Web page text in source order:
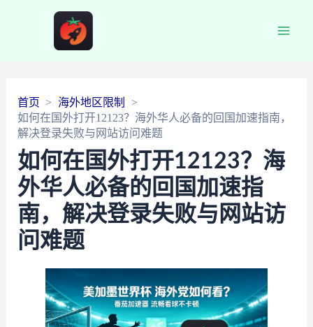
首页
海外地区限制
如何在国外打开12123？海外华人必备的回国加速指南，
解决登录失败与网站访问难题
如何在国外打开12123？海
外华人必备的回国加速指
南，解决登录失败与网站访
问难题